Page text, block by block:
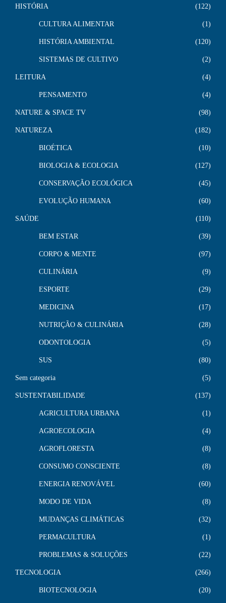
HISTÓRIA 122
CULTURA ALIMENTAR 1
HISTÓRIA AMBIENTAL 120
SISTEMAS DE CULTIVO 2
LEITURA 4
PENSAMENTO 4
NATURE & SPACE TV 98
NATUREZA 182
BIOÉTICA 10
BIOLOGIA & ECOLOGIA 127
CONSERVAÇÃO ECOLÓGICA 45
EVOLUÇÃO HUMANA 60
SAÚDE 110
BEM ESTAR 39
CORPO & MENTE 97
CULINÁRIA 9
ESPORTE 29
MEDICINA 17
NUTRIÇÃO & CULINÁRIA 28
ODONTOLOGIA 5
SUS 80
Sem categoria 5
SUSTENTABILIDADE 137
AGRICULTURA URBANA 1
AGROECOLOGIA 4
AGROFLORESTA 8
CONSUMO CONSCIENTE 8
ENERGIA RENOVÁVEL 60
MODO DE VIDA 8
MUDANÇAS CLIMÁTICAS 32
PERMACULTURA 1
PROBLEMAS & SOLUÇÕES 22
TECNOLOGIA 266
BIOTECNOLOGIA 20